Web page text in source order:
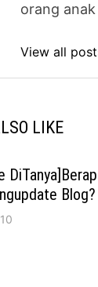
orang
View all
LIKE
Blog?